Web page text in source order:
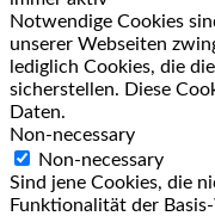
Notwendige Cookies
unserer Webseiten
lediglich Cookies, die
sicherstellen. Diese
Daten.
Non-necessary
Non-necessary
Sind jene Cookies, die
Funktionalität der